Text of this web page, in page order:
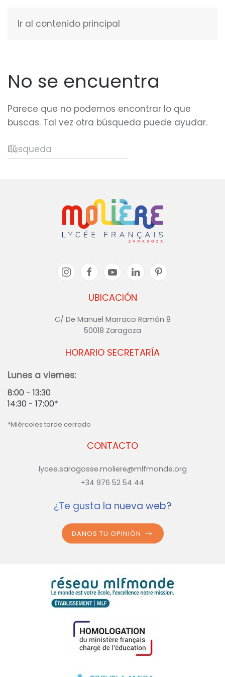
Ir al contenido principal
No se encuentra
Parece que no podemos encontrar lo que
buscas. Tal vez otra búsqueda puede ayudar.
UBICACIÓN
C/ De Manuel Marraco Ramón 8
50018 Zaragoza
CONTACTO
lycee.saragosse.moliere@mlfmonde.org
+34 976 52 54 44
HORARIO SECRETARÍA
Lunes a viernes:
8:00 - 13:30
14:30 - 17:00*
*Miércoles tarde cerrado
¿Te gusta la nueva web?
DANOS TU OPINIÓN